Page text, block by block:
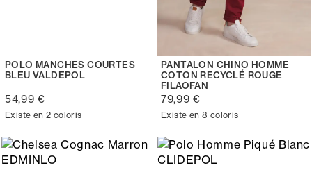
POLO MANCHES COURTES
BLEU VALDEPOL
54,99 €
Existe en 2 coloris
PANTALON CHINO HOMME
COTON RECYCLÉ ROUGE
FILAOFAN
79,99 €
Existe en 8 coloris